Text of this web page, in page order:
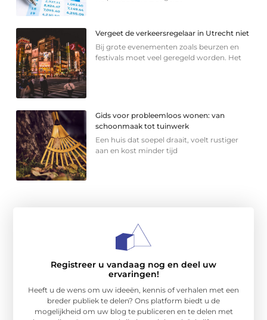
Vergeet de verkeersregelaar in Utrecht niet
Bij grote evenementen zoals beurzen en
festivals moet veel geregeld worden. Het
Gids voor probleemloos wonen: van
schoonmaak tot tuinwerk
Een huis dat soepel draait, voelt rustiger
aan en kost minder tijd
Registreer u vandaag nog en deel uw
ervaringen!
Heeft u de wens om uw ideeën, kennis of verhalen met een
breder publiek te delen? Ons platform biedt u de
mogelijkheid om uw blog te publiceren en te delen met